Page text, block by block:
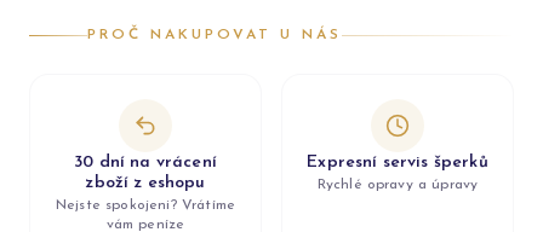
PROČ NAKUPOVAT U NÁS
30 dní na vrácení
zboží z eshopu
Nejste spokojeni? Vrátíme
vám peníze
Expresní servis šperků
Rychlé opravy a úpravy